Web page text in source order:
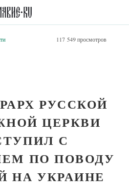
117 549 просмотров
РУССКОЙ
ЦЕРКВИ
С
ПО ПОВОДУ
НА УКРАИНЕ